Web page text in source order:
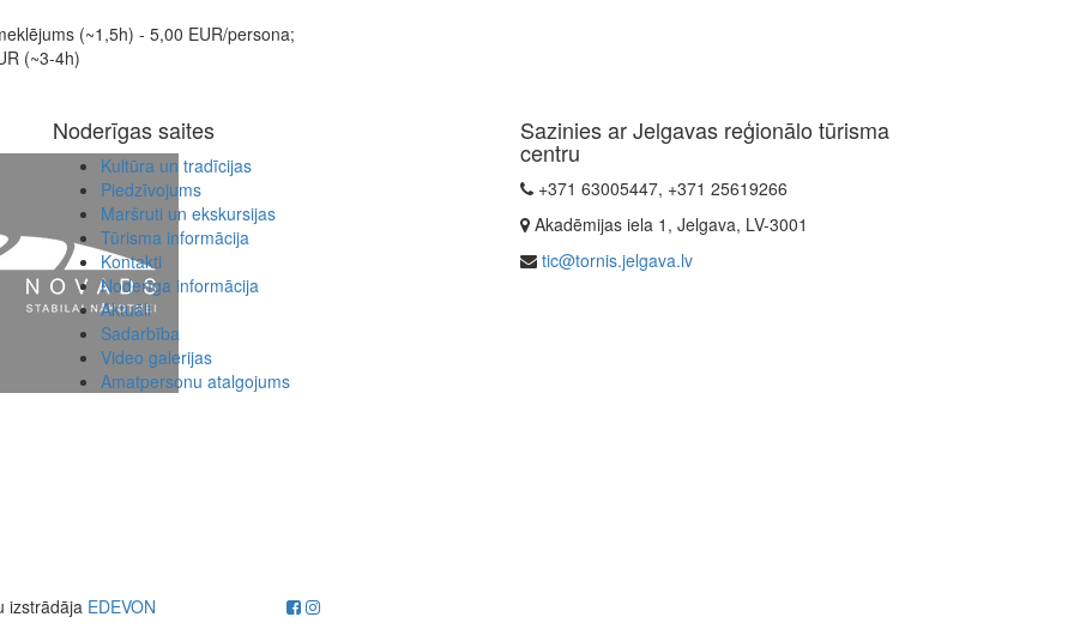
(~1,5h) - 5,00 EUR/persona;
(~3-4h)
Noderīgas saites
Kultūra un tradīcijas
Piedzīvojums
Maršruti un ekskursijas
Tūrisma informācija
Kontakti
Noderīga informācija
Aktuāli
Sadarbība
Video galerijas
Amatpersonu atalgojums
Sazinies ar Jelgavas reģionālo tūrisma
centru
+371 63005447, +371 25619266
Akadēmijas iela 1, Jelgava, LV-3001
tic@tornis.jelgava.lv
izstrādāja EDEVON